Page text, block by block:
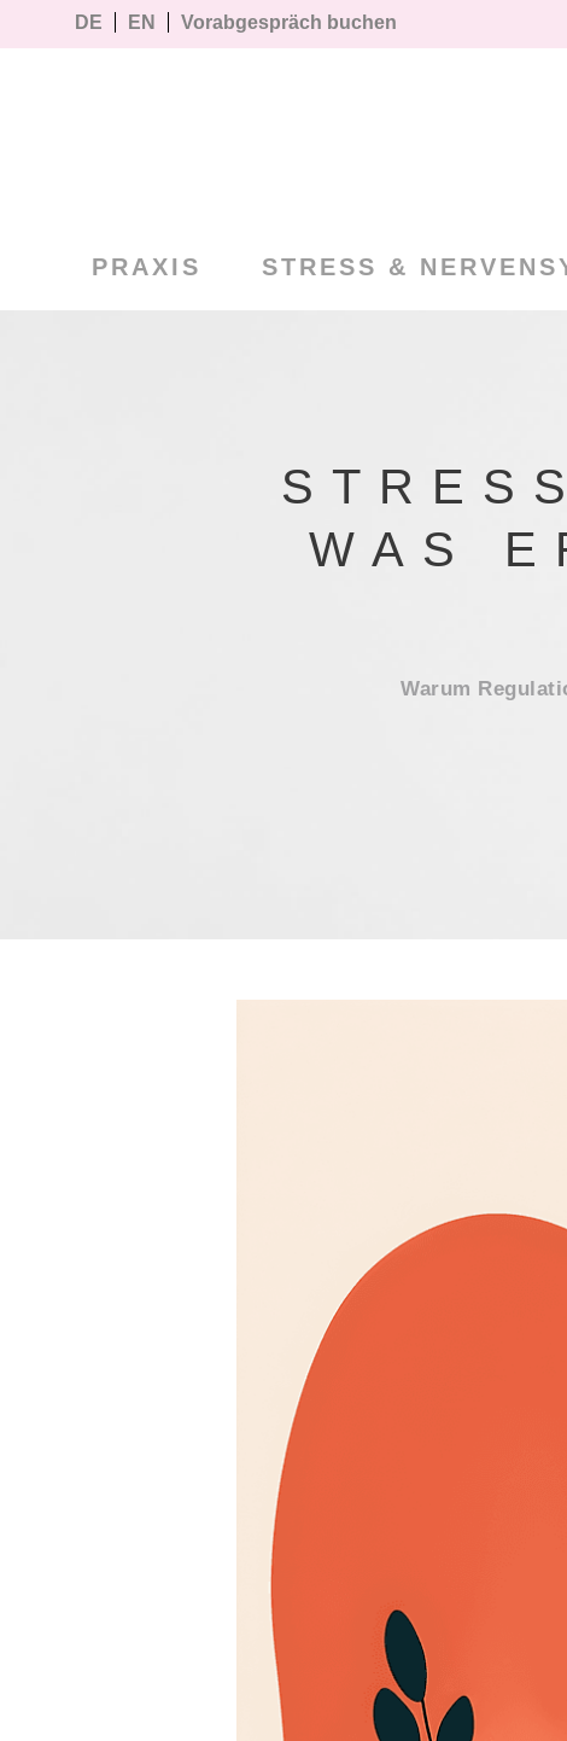
DE EN Vorabgespräch buchen
PRAXIS STRESS &
WAS
Warum